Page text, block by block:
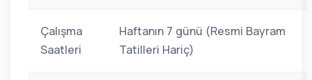
Çalışma
Saatleri
Haftanın 7 günü (Resmi Bayram
Tatilleri Hariç)